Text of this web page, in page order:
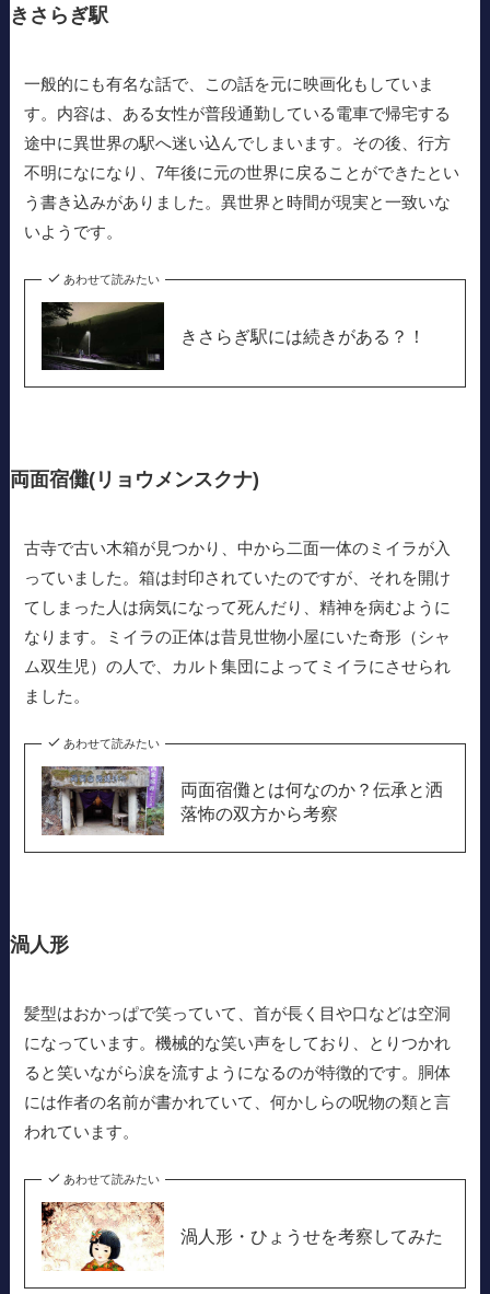
きさらぎ駅
一般的にも有名な話で、この話を元に映画化もしていま
す。内容は、ある女性が普段通勤している電車で帰宅する
途中に異世界の駅へ迷い込んでしまいます。その後、行方
不明になになり、7年後に元の世界に戻ることができたとい
う書き込みがありました。異世界と時間が現実と一致いな
いようです。
あわせて読みたい
きさらぎ駅には続きがある？！
両面宿儺(リョウメンスクナ)
古寺で古い木箱が見つかり、中から二面一体のミイラが入
っていました。箱は封印されていたのですが、それを開け
てしまった人は病気になって死んだり、精神を病むように
なります。ミイラの正体は昔見世物小屋にいた奇形（シャ
ム双生児）の人で、カルト集団によってミイラにさせられ
ました。
あわせて読みたい
両面宿儺とは何なのか？伝承と洒
落怖の双方から考察
渦人形
髪型はおかっぱで笑っていて、首が長く目や口などは空洞
になっています。機械的な笑い声をしており、とりつかれ
ると笑いながら涙を流すようになるのが特徴的です。胴体
には作者の名前が書かれていて、何かしらの呪物の類と言
われています。
あわせて読みたい
渦人形・ひょうせを考察してみた